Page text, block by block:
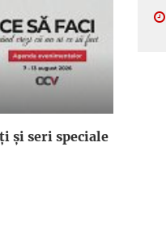
și seri speciale